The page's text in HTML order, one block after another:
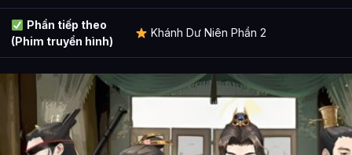
Phần tiếp theo
(Phim truyền hình)
Khánh Dư Niên Phần 2